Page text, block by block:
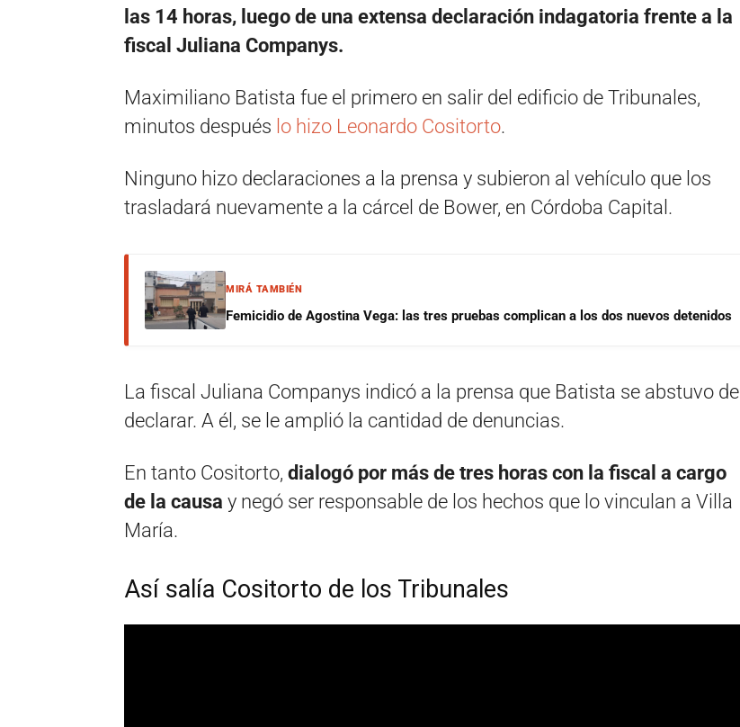
las 14 horas, luego de una extensa declaración indagatoria frente a la
fiscal Juliana Companys.
Maximiliano Batista fue el primero en salir del edificio de Tribunales,
minutos después lo hizo Leonardo Cositorto.
Ninguno hizo declaraciones a la prensa y subieron al vehículo que los
trasladará nuevamente a la cárcel de Bower, en Córdoba Capital.
MIRÁ TAMBIÉN
Femicidio de Agostina Vega: las tres pruebas complican a los dos nuevos detenidos
La fiscal Juliana Companys indicó a la prensa que Batista se abstuvo de
declarar. A él, se le amplió la cantidad de denuncias.
En tanto Cositorto, dialogó por más de tres horas con la fiscal a cargo
de la causa y negó ser responsable de los hechos que lo vinculan a Villa
María.
Así salía Cositorto de los Tribunales